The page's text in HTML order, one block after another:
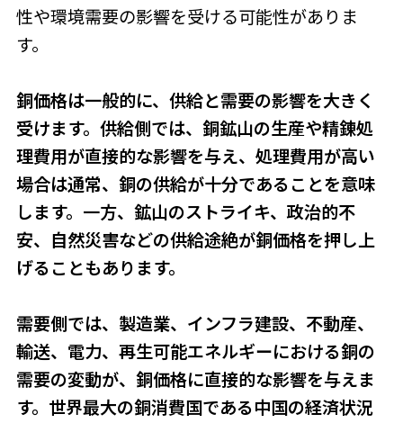
性や環境需要の影響を受ける可能性がありま
す。
銅価格は一般的に、供給と需要の影響を大きく
受けます。供給側では、銅鉱山の生産や精錬処
理費用が直接的な影響を与え、処理費用が高い
場合は通常、銅の供給が十分であることを意味
します。一方、鉱山のストライキ、政治的不
安、自然災害などの供給途絶が銅価格を押し上
げることもあります。
需要側では、製造業、インフラ建設、不動産、
輸送、電力、再生可能エネルギーにおける銅の
需要の変動が、銅価格に直接的な影響を与えま
す。世界最大の銅消費国である中国の経済状況